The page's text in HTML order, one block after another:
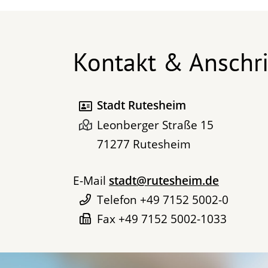
Kontakt &
Stadt Rutesheim
Leonberger Straße 15
71277 Rutesheim
E-Mail stadt@rutesheim.de
Telefon +49 7152 5002-0
Fax +49 7152 5002-1033